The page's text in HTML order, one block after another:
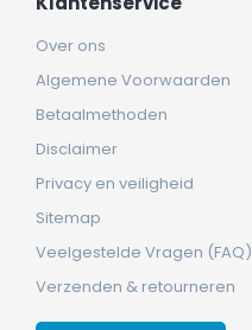
Over ons
Algemene Voorwaarden
Betaalmethoden
Disclaimer
Privacy en veiligheid
Sitemap
Veelgestelde Vragen (FAQ)
Verzenden & retourneren